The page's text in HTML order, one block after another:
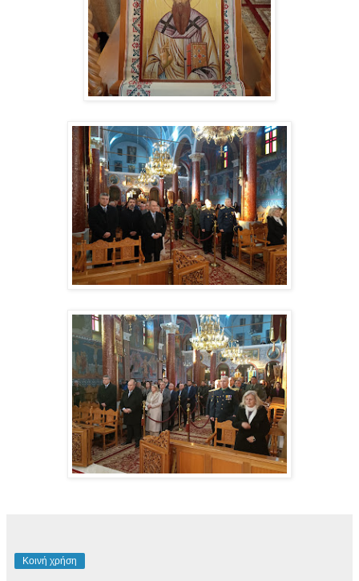
Κοινή χρήση